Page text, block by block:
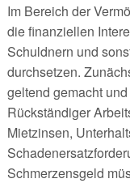
Im Bereich der
die finanziellen
Schuldnern und
durchsetzen.
geltend gemacht
Rückständiger
Mietzinsen,
Schmerzensgeld